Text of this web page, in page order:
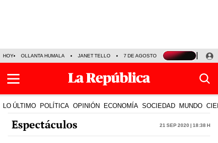
HOY OLLANTA HUMALA JANET TELLO 7 DE AGOSTO TINKA RESULTADOS
LO ÚLTIMO POLÍTICA OPINIÓN ECONOMÍA SOCIEDAD MUNDO
Espectáculos 21 Sep 2020 | 18:38 h